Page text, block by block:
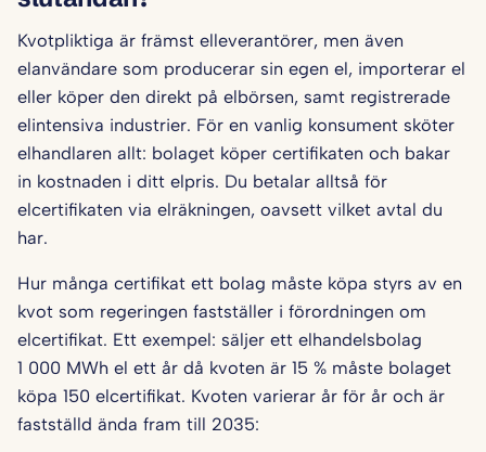
Kvotpliktiga är främst elleverantörer, men även
elanvändare som producerar sin egen el, importerar el
eller köper den direkt på elbörsen, samt registrerade
elintensiva industrier. För en vanlig konsument sköter
elhandlaren allt: bolaget köper certifikaten och bakar
in kostnaden i ditt elpris. Du betalar alltså för
elcertifikaten via elräkningen, oavsett vilket avtal du
har.
Hur många certifikat ett bolag måste köpa styrs av en
kvot som regeringen fastställer i förordningen om
elcertifikat. Ett exempel: säljer ett elhandelsbolag
1 000 MWh el ett år då kvoten är 15 % måste bolaget
köpa 150 elcertifikat. Kvoten varierar år för år och är
fastställd ända fram till 2035: